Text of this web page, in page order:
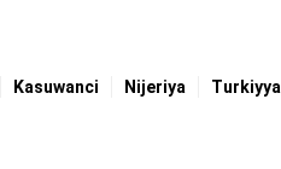
Kasuwanci Nijeriya Turkiyya